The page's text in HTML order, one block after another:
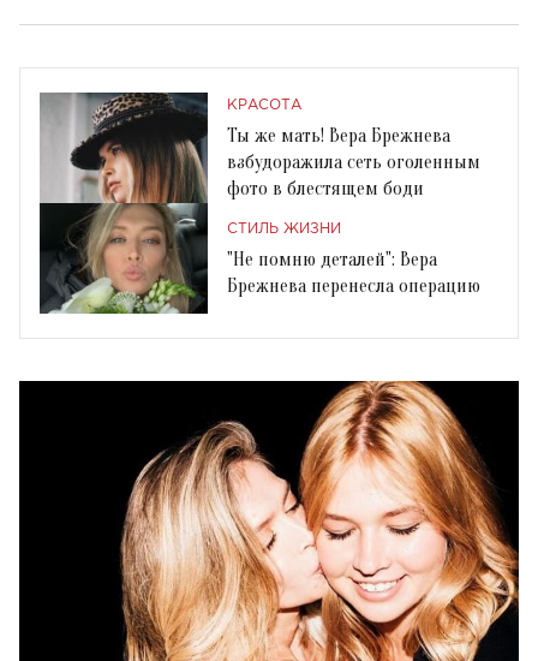
КРАСОТА
Ты же мать! Вера Брежнева
взбудоражила сеть оголенным
фото в блестящем боди
СТИЛЬ ЖИЗНИ
"Не помню деталей": Вера
Брежнева перенесла операцию